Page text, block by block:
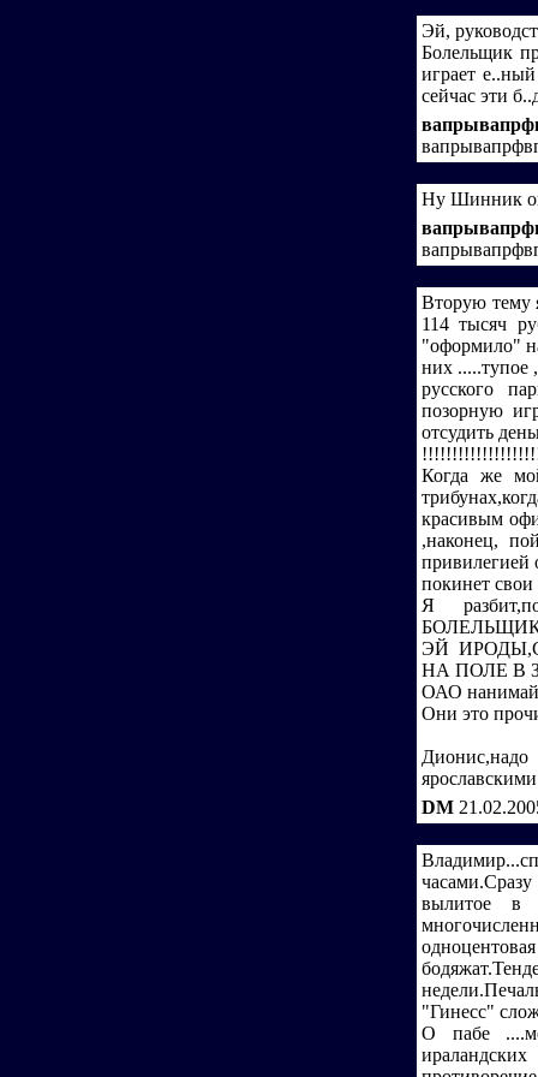
Эй,
Болельщик
играет
сейчас эти
Ну Шинник
Вторую тему
114 тысяч
"оформило"
них .....тупое
русского
позорную
отсудить
Когда же
красивым
,наконец,
привилегией
покинет свои
Я
ЭЙ
НА ПОЛЕ В
ОАО
Они это
DM
вылитое в
"Гинесс"
О пабе